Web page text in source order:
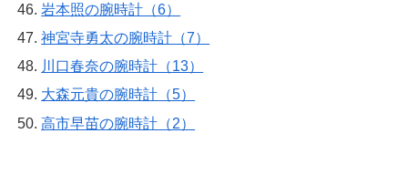
岩本照の腕時計（6）
神宮寺勇太の腕時計（7）
川口春奈の腕時計（13）
大森元貴の腕時計（5）
高市早苗の腕時計（2）